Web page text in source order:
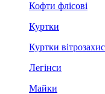
Кофти флісові
Куртки
Куртки
Легінси
Майки